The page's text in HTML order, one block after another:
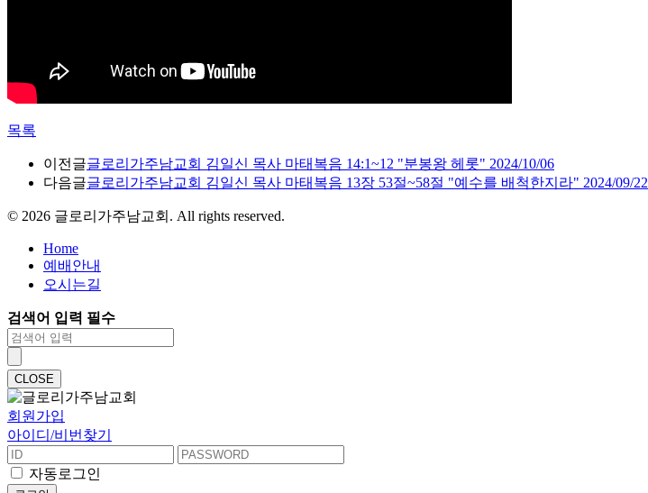
목록
이전글글로리가주남교회 김일신 목사 마태복음 14:1~12 "분봉왕 헤롯" 2024/10/06
다음글글로리가주남교회 김일신 목사 마태복음 13장 53절~58절 "예수를 배척한지라" 2024/09/22
© 2026 글로리가주남교회. All rights reserved.
Home
예배안내
오시는길
검색어 입력 필수
CLOSE
회원가입
아이디/비번찾기
자동로그인